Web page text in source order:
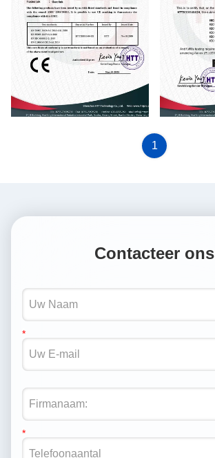
1
Contacteer ons